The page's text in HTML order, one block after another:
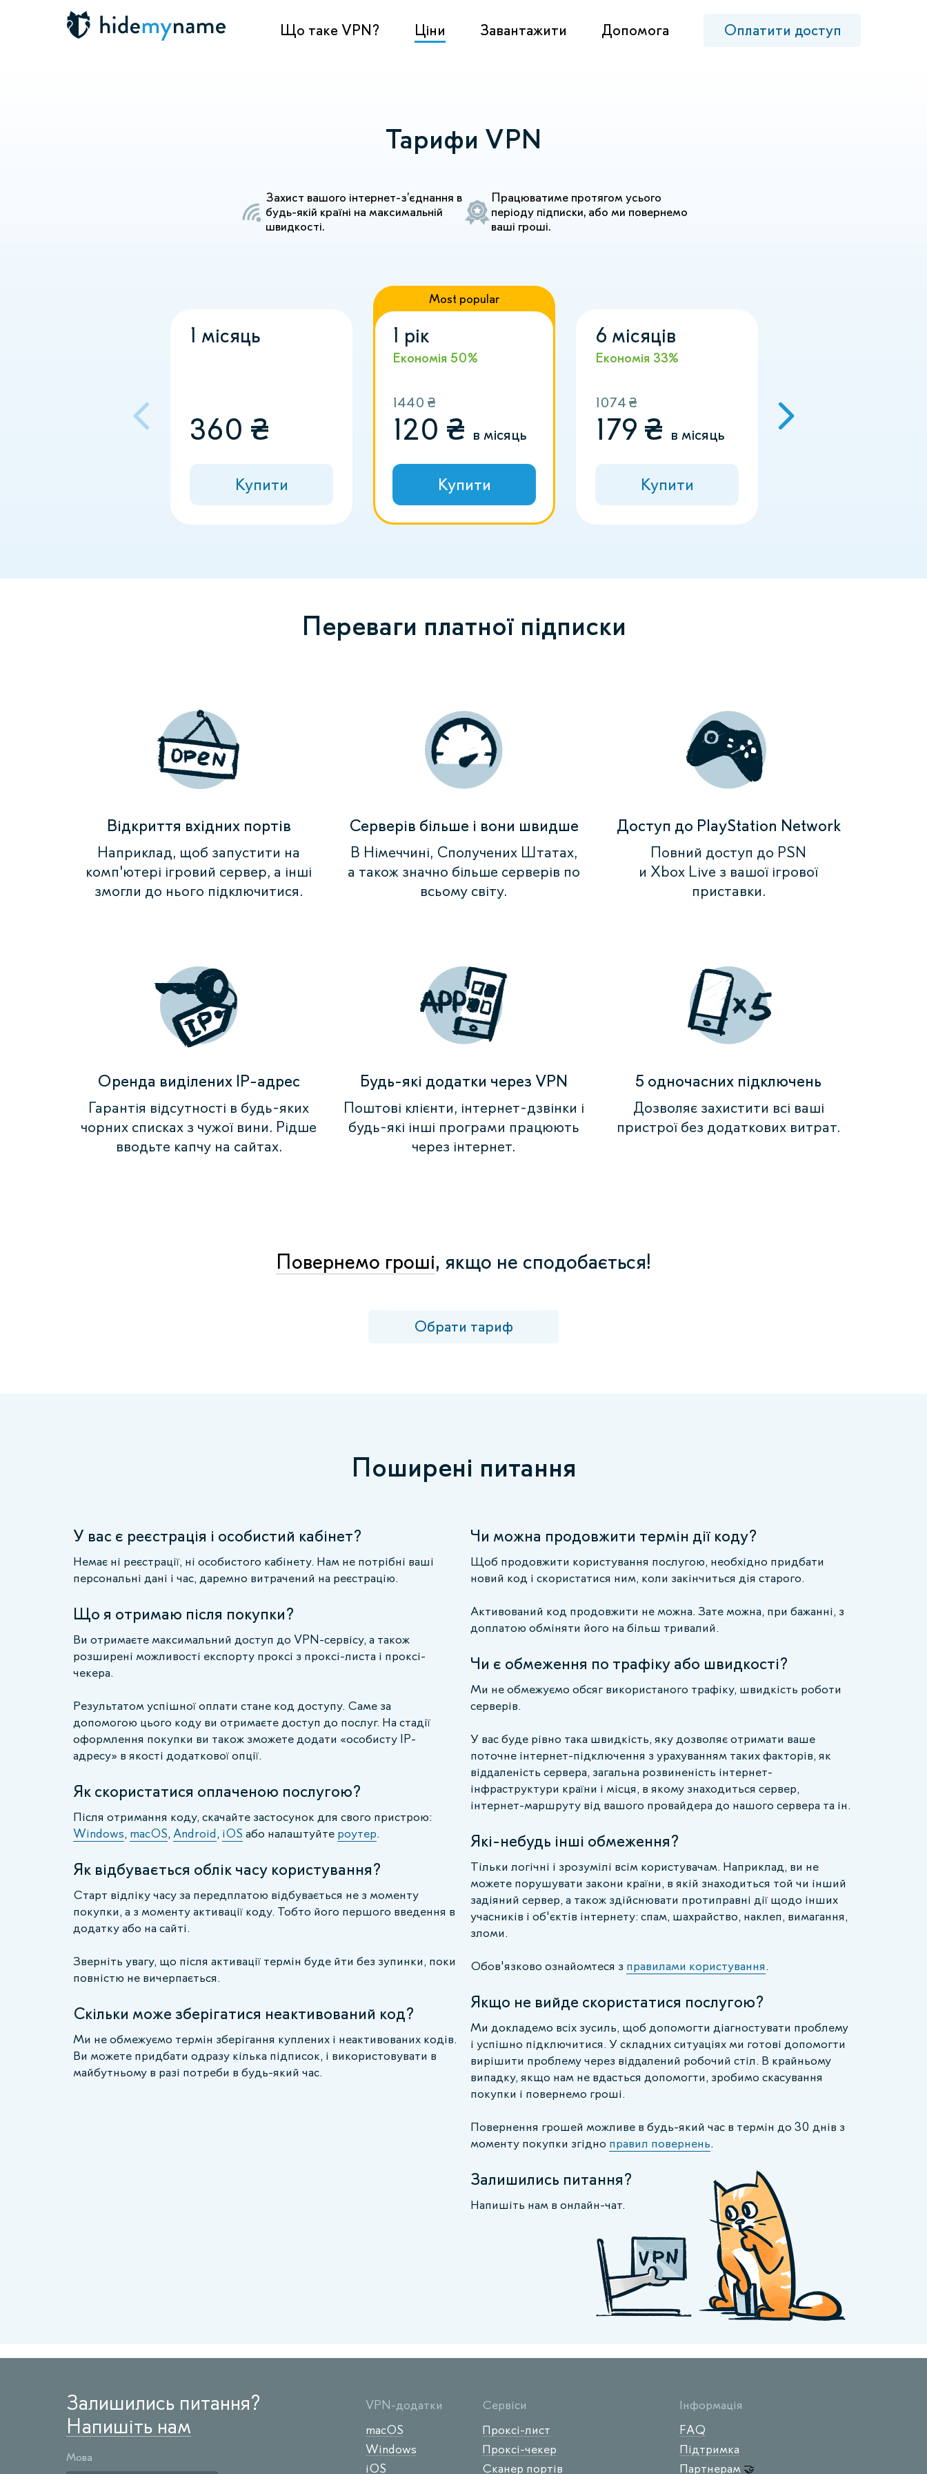
Що таке VPN? Ціни Завантажити Допомога Оплатити доступ
Тарифи VPN
Захист вашого інтернет-з’єднання в
будь-якій країні на максимальній
швидкості.
Працюватиме протягом усього
періоду підписки, або ми повернемо
ваші гроші.
1 місяць
360 ₴
Купити
6 місяців
Економія 33%
1074 ₴
179 ₴ в місяць
Купити
Most popular
1 рік
Економія 50%
1440 ₴
120 ₴ в місяць
Купити
Переваги платної підписки
Відкриття вхідних портів
Наприклад, щоб запустити на
комп'ютері ігровий сервер, а інші
змогли до нього підключитися.
Серверів більше і вони швидше
В Німеччині, Сполучених Штатах,
а також значно більше серверів по
всьому світу.
Доступ до PlayStation Network
Повний доступ до PSN
и Xbox Live з вашої ігрової
приставки.
Оренда виділених IP-адрес
Гарантія відсутності в будь-яких
чорних списках з чужої вини. Рідше
вводьте капчу на сайтах.
Будь-які додатки через VPN
Поштові клієнти, інтернет-дзвінки і
будь-які інші програми працюють
через інтернет.
5 одночасних підключень
Дозволяє захистити всі ваші
пристрої без додаткових витрат.
Повернемо гроші, якщо не сподобається!
Обрати тариф
Поширені питання
У вас є реєстрація і особистий кабінет?
Немає ні реєстрації, ні особистого кабінету. Нам не потрібні ваші
персональні дані і час, даремно витрачений на реєстрацію.
Що я отримаю після покупки?
Ви отримаєте максимальний доступ до VPN-сервісу, а також
розширені можливості експорту проксі з проксі-листа і проксі-
чекера.
Результатом успішної оплати стане код доступу. Саме за
допомогою цього коду ви отримаєте доступ до послуг. На стадії
оформлення покупки ви також зможете додати «особисту IP-
адресу» в якості додаткової опції.
Як скористатися оплаченою послугою?
Після отримання коду, скачайте застосунок для свого пристрою:
Windows, macOS, Android, iOS або налаштуйте роутер.
Як відбувається облік часу користування?
Старт відліку часу за передплатою відбувається не з моменту
покупки, а з моменту активації коду. Тобто його першого введення в
додатку або на сайті.
Зверніть увагу, що після активації термін буде йти без зупинки, поки
повністю не вичерпається.
Скільки може зберігатися неактивований код?
Ми не обмежуємо термін зберігання куплених і неактивованих кодів.
Ви можете придбати одразу кілька підписок, і використовувати в
майбутньому в разі потреби в будь-який час.
Чи можна продовжити термін дії коду?
Щоб продовжити користування послугою, необхідно придбати
новий код і скористатися ним, коли закінчиться дія старого.
Активований код продовжити не можна. Зате можна, при бажанні, з
доплатою обміняти його на більш тривалий.
Чи є обмеження по трафіку або швидкості?
Ми не обмежуємо обсяг використаного трафіку, швидкість роботи
серверів.
У вас буде рівно така швидкість, яку дозволяє отримати ваше
поточне інтернет-підключення з урахуванням таких факторів, як
віддаленість сервера, загальна розвиненість інтернет-
інфраструктури країни і місця, в якому знаходиться сервер,
інтернет-маршруту від вашого провайдера до нашого сервера та ін.
Які-небудь інші обмеження?
Тільки логічні і зрозумілі всім користувачам. Наприклад, ви не
можете порушувати закони країни, в якій знаходиться той чи інший
задіяний сервер, а також здійснювати протиправні дії щодо інших
учасників і об'єктів інтернету: спам, шахрайство, наклеп, вимагання,
зломи.
Обов'язково ознайомтеся з правилами користування.
Якщо не вийде скористатися послугою?
Ми докладемо всіх зусиль, щоб допомогти діагностувати проблему
і успішно підключитися. У складних ситуаціях ми готові допомогти
вирішити проблему через віддалений робочий стіл. В крайньому
випадку, якщо нам не вдасться допомогти, зробимо скасування
покупки і повернемо гроші.
Повернення грошей можливе в будь-який час в термін до 30 днів з
моменту покупки згідно правил повернень.
Залишились питання?
Напишіть нам в онлайн-чат.
Залишились питання?
Напишіть нам
Мова
VPN-додатки
macOS
Windows
iOS
Сервіси
Проксі-лист
Проксі-чекер
Сканер портів
Інформація
FAQ
Підтримка
Партнерам 🤝